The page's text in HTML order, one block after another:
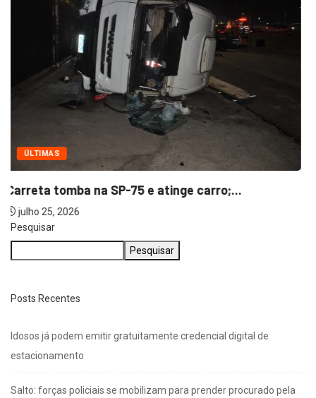
ÚLTIMAS
Carreta tomba na SP-75 e atinge carro;...
julho 25, 2026
Pesquisar
Pesquisar
Posts Recentes
Idosos já podem emitir gratuitamente credencial digital de
estacionamento
Salto: forças policiais se mobilizam para prender procurado pela